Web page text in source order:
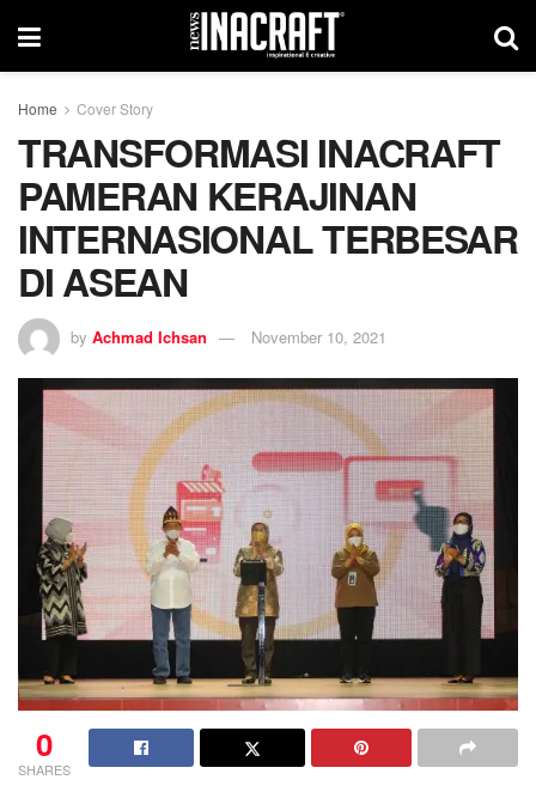
Home Cover Story
TRANSFORMASI INACRAFT
PAMERAN KERAJINAN
INTERNASIONAL TERBESAR
DI ASEAN
by Achmad Ichsan November 10, 2021
0
SHARES